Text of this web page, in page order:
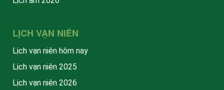
LỊCH VẠN NIÊN
Lịch vạn niên hôm nay
Lịch vạn niên 2025
Lịch vạn niên 2026